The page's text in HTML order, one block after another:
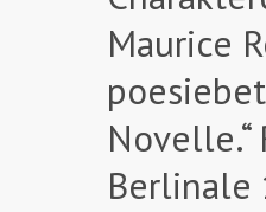
Maurice
Berlinale